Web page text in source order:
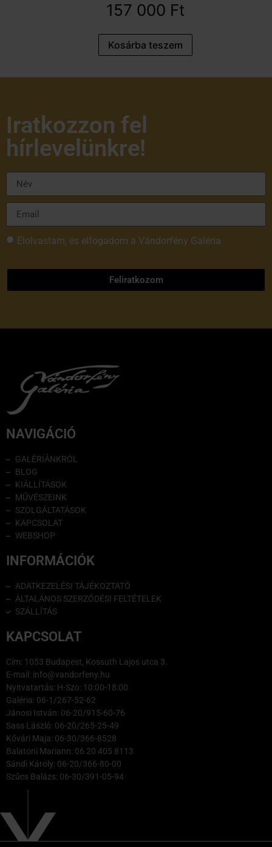
157 000 Ft
Kosárba teszem
Iratkozzon fel
hírlevelünkre!
Elolvastam, és elfogadom a Vándorfény Galéria
Feliratkozom
NAVIGÁCIÓ
GALÉRIÁNKRÓL
BLOG
KIÁLLÍTÁSOK
MŰVÉSZEINK
SZOLGÁLTATÁSOK
KAPCSOLAT
WEBSHOP
INFORMÁCIÓK
ADATKEZELÉSI TÁJÉKOZTATÓ
ÁLTALÁNOS SZERZŐDÉSI FELTÉTELEK
SZÁLLÍTÁS
KAPCSOLAT
Cím: 1053 Budapest, Kossuth Lajos utca 3.
E-mail: info@vandorfeny.hu
Nyitvatartás: H-Szo: 10:00-18:00
Galéria: 06-1/267-52-62
Jánosi István: 06-20/915-60-76
Sass László: 06-20/265-25-49
Kővári Maja: 06-30/366-8528
Balatoni Mariann: 06 20 405 8113
Sándi Károly: 06-20/366-80-00
Szűcs Balázs: 06-30/391-05-94